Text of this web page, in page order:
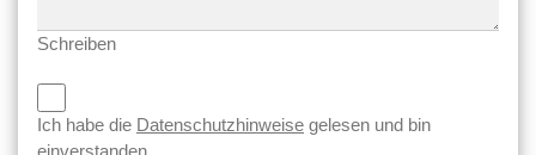
Schreiben
Ich habe die Datenschutzhinweise gelesen und bin
einverstanden.